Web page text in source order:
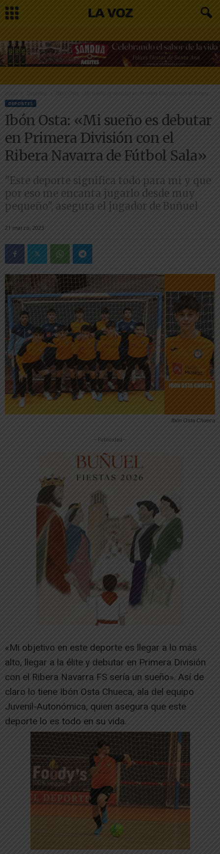
Inicio Ibón Osta: «Mi sueño es debutar en Primera División con el Ribera...
DEPORTES
Ibón Osta: «Mi sueño es debutar
en Primera División con el
Ribera Navarra de Fútbol Sala»
"Este deporte significa todo para mi y que
por eso me encanta jugarlo desde muy
pequeño", asegura el jugador de Buñuel
21 marzo, 2023
Ibón Osta Chueca
-- Publicidad --
«Mi objetivo en este deporte es llegar a lo más
alto, llegar a la élite y debutar en Primera División
con el Ribera Navarra FS sería un sueño». Así de
claro lo tiene Ibón Osta Chueca, ala del equipo
Juvenil-Autonómica, quien asegura que este
deporte lo es todo en su vida.